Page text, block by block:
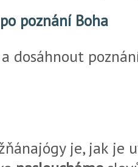
poznání Boha
dosáhnout
je, jak je